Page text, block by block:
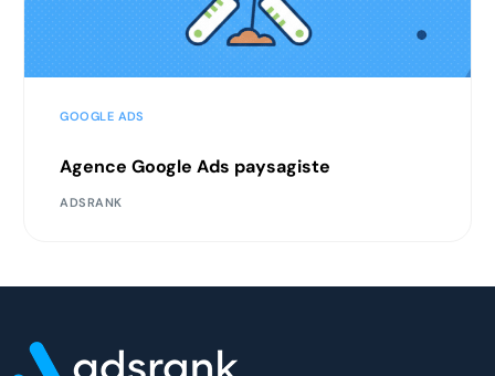
GOOGLE ADS
Agence Google Ads paysagiste
ADSRANK